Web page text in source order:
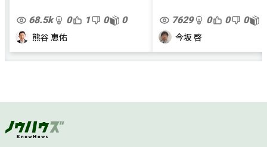
68.5k 0 1 0 0
熊谷 恵佑
7629 0 0 0
今坂 啓